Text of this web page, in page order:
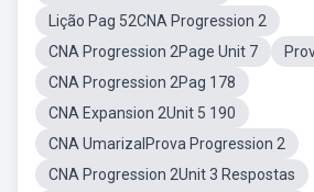
Lição Pag 52CNA Progression 2
CNA Progression 2Page Unit 7
CNA Progression 2Pag 178
CNA Expansion 2Unit 5 190
CNA UmarizalProva Progression 2
CNA Progression 2Unit 3 Respostas